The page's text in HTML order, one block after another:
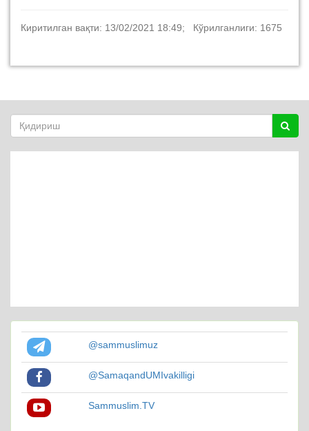
Киритилган вақти: 13/02/2021 18:49; Кўрилганлиги: 1675
@sammuslimuz
@SamaqandUMIvakilligi
Sammuslim.TV